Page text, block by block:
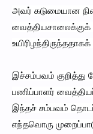
அவர் கடுமையான
உயிரிழந்திருந்ததாகக்
இச்சம்பவம்
பணிப்பாளர்
இந்தச் சம்பவம்
எந்தவொரு